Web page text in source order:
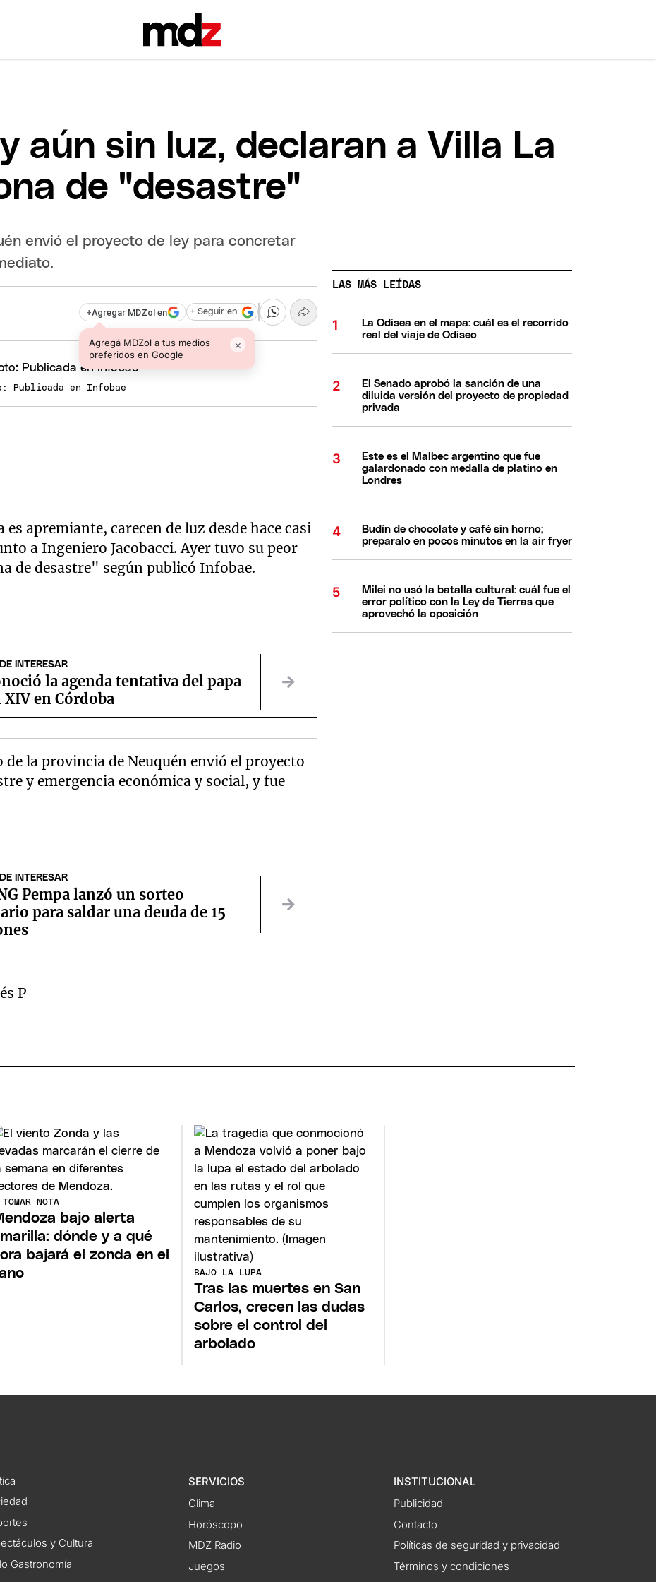
aún sin luz, declaran a Villa La
de "desastre"
envió el proyecto de ley para concretar
+Agregar MDZol en
Agregá MDZol a tus medios
preferidos en Google
×
+ Seguir en
Publicada en Infobae
apremiante, carecen de luz desde hace casi
a Ingeniero Jacobacci. Ayer tuvo su peor
de desastre" según publicó Infobae.
INTERESAR
la agenda tentativa del papa
XIV en Córdoba
la provincia de Neuquén envió el proyecto
y emergencia económica y social, y fue
INTERESAR
Pempa lanzó un sorteo
para saldar una deuda de 15
LAS MÁS LEÍDAS
La Odisea en el mapa: cuál es el recorrido
real del viaje de Odiseo
El Senado aprobó la sanción de una
diluida versión del proyecto de propiedad
privada
Este es el Malbec argentino que fue
galardonado con medalla de platino en
Londres
Budín de chocolate y café sin horno;
preparalo en pocos minutos en la air fryer
Milei no usó la batalla cultural: cuál fue el
error político con la Ley de Tierras que
aprovechó la oposición
NOTA
bajo alerta
dónde y a qué
bajará el zonda en el
BAJO LA LUPA
Tras las muertes en San
Carlos, crecen las dudas
sobre el control del
arbolado
y Cultura
Gastronomía
SERVICIOS
Clima
Horóscopo
MDZ Radio
Juegos
INSTITUCIONAL
Publicidad
Contacto
Políticas de seguridad y privacidad
Términos y condiciones